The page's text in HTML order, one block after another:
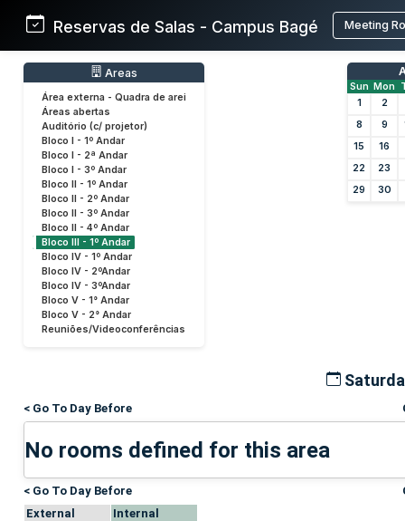
Reservas de Salas - Campus Bagé Meeting
Areas
Área externa - Quadra de arei
Áreas abertas
Auditório (c/ projetor)
Bloco I - 1º Andar
Bloco I - 2ª Andar
Bloco I - 3º Andar
Bloco II - 1º Andar
Bloco II - 2º Andar
Bloco II - 3º Andar
Bloco II - 4º Andar
Bloco III - 1º Andar
Bloco IV - 1º Andar
Bloco IV - 2ºAndar
Bloco IV - 3ºAndar
Bloco V - 1° Andar
Bloco V - 2° Andar
Reuniões/Videoconferências
Sun Mon
1
2
8
9
15
16
22
23
29
30
< Go To Day Before
No rooms defined for this area
< Go To Day Before
External
Internal